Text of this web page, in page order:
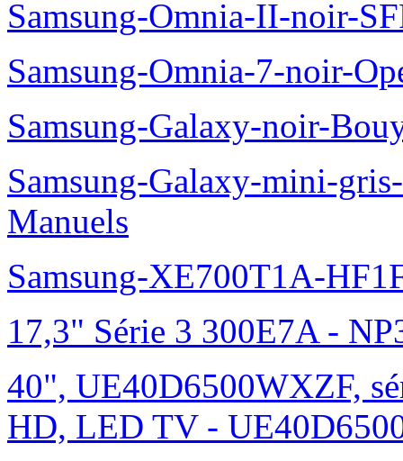
Samsung-Omnia-II-noir-
Samsung-Omnia-7-noir-
Samsung-Galaxy-noir-
Samsung-Galaxy-mini-
Manuels
Samsung-XE700T1A-
17,3" Série 3 300E7A -
40", UE40D6500WXZF,
HD, LED TV -